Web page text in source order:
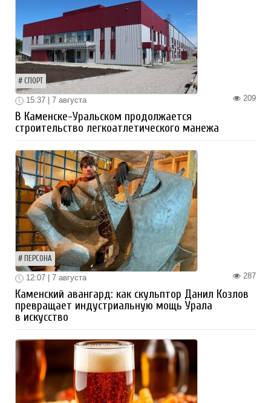
СПОРТ
209
15:37 | 7 августа
В Каменске-Уральском продолжается
строительство легкоатлетического манежа
ПЕРСОНА
287
12:07 | 7 августа
Каменский авангард: как скульптор Данил Козлов
превращает индустриальную мощь Урала
в искусство